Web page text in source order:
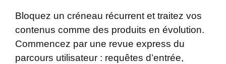
Bloquez un créneau récurrent et traitez vos
contenus comme des produits en évolution.
Commencez par une revue express du
parcours utilisateur : requêtes d’entrée,